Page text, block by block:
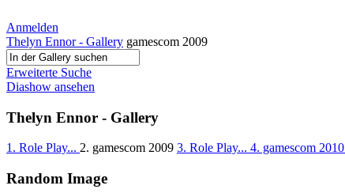
Anmelden
Thelyn Ennor - Gallery gamescom 2009
Erweiterte Suche
Diashow ansehen
Thelyn Ennor - Gallery
1. Role Play... 2. gamescom 2009 3. Role Play... 4. gamescom 2010
Random Image